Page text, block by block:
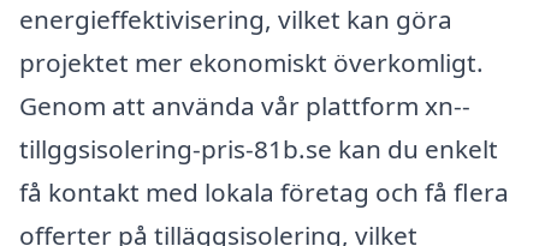
energieffektivisering, vilket kan göra
projektet mer ekonomiskt överkomligt.
Genom att använda vår plattform xn--
tillggsisolering-pris-81b.se kan du enkelt
få kontakt med lokala företag och få flera
offerter på tilläggsisolering, vilket